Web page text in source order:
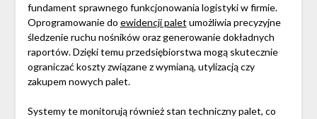
fundament sprawnego funkcjonowania logistyki w firmie.
Oprogramowanie do ewidencji palet umożliwia precyzyjne
śledzenie ruchu nośników oraz generowanie dokładnych
raportów. Dzięki temu przedsiębiorstwa mogą skutecznie
ograniczać koszty związane z wymianą, utylizacją czy
zakupem nowych palet.
Systemy te monitorują również stan techniczny palet, co